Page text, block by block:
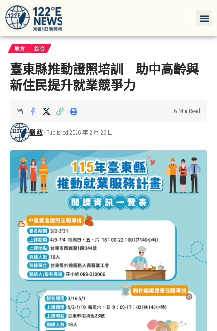
地方 綜合
臺東縣推動證照培訓 助中高齡與
新住民提升就業競爭力
劉 政 Published 2026 年 2 月 26 日
6 Min Read